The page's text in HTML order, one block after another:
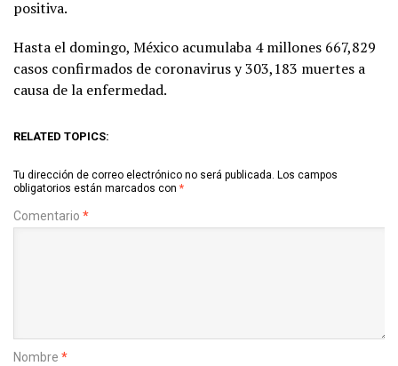
positiva.
Hasta el domingo, México acumulaba 4 millones 667,829
casos confirmados de coronavirus y 303,183 muertes a
causa de la enfermedad.
RELATED TOPICS:
Tu dirección de correo electrónico no será publicada. Los campos
obligatorios están marcados con *
Comentario *
Nombre *